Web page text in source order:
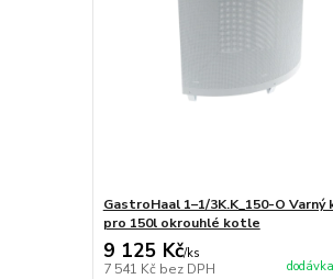
GastroHaal 1–1/3K.K_150-O Varný
pro 150l okrouhlé kotle
9 125 Kč/ks
7 541 Kč bez DPH